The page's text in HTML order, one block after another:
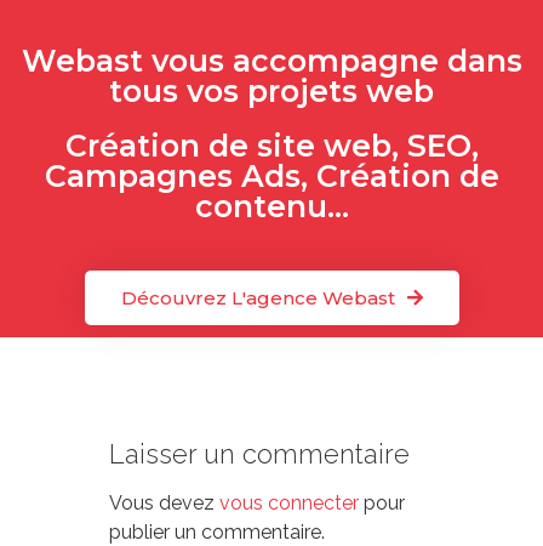
Webast vous accompagne dans
tous vos projets web
Création de site web, SEO,
Campagnes Ads, Création de
contenu...
Découvrez L'agence Webast
Laisser un commentaire
Vous devez vous connecterpour
publier un commentaire.